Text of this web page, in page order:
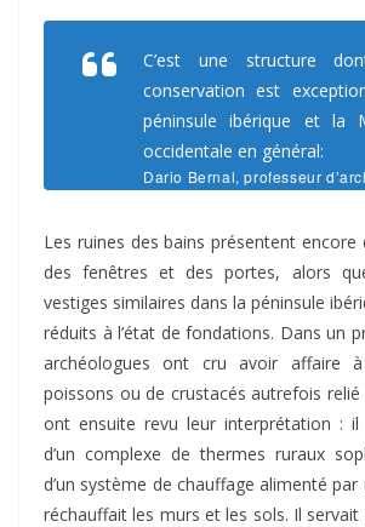
C’est une structure
conservation est
péninsule ibérique et la
occidentale en général:
Dario Bernal, professeur
l’université de Cadix:
Les ruines des bains présentent encore
des fenêtres et des portes, alors
vestiges similaires dans la péninsule
réduits à l’état de fondations. Dans un
archéologues ont cru avoir affaire
poissons ou de crustacés autrefois
ont ensuite revu leur interprétation : il
d’un complexe de thermes ruraux
d’un système de chauffage alimenté
réchauffait les murs et les sols. Il